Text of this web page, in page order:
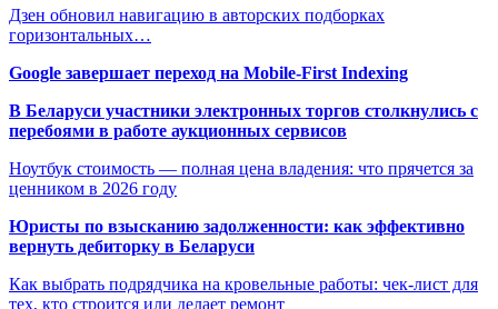
Дзен обновил навигацию в авторских подборках
горизонтальных…
Google завершает переход на Mobile-First Indexing
В Беларуси участники электронных торгов столкнулись с
перебоями в работе аукционных сервисов
Ноутбук стоимость — полная цена владения: что прячется за
ценником в 2026 году
Юристы по взысканию задолженности: как эффективно
вернуть дебиторку в Беларуси
Как выбрать подрядчика на кровельные работы: чек-лист для
тех, кто строится или делает ремонт